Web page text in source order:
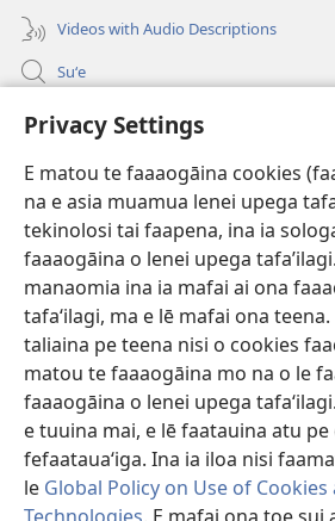
Privacy Settings
E matou te faaaogāina cookies
na e asia muamua lenei upega
tekinolosi tai faapena, ina ia
faaaogāina o lenei upega
manaomia ina ia mafai ai ona
tafaʻilagi, ma e lē mafai ona
taliaina pe teena nisi o cookies
matou te faaaogāina mo na o le
faaaogāina o lenei upega
e tuuina mai, e lē faatauina atu pe
fefaatauaʻiga. Ina ia iloa nisi
le Global Policy on Use of
Videos with Audio Descriptions
Suʻe
Faamatalaga mo Ofisa o le Malo
(tatala
se
isi
polokalame)
Lomiga Faale-Tusi Paia I LE
(tatala
se
isi
polokalame)
JW Hub
(tatala
se
isi
polokalame)
App o le JW Library
Copyright© 2026 Watch Tower Bible and